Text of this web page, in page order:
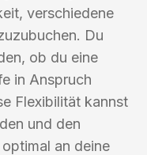
verschiedene
Du
ob du eine
in Anspruch
Flexibilität kannst
und den
an deine